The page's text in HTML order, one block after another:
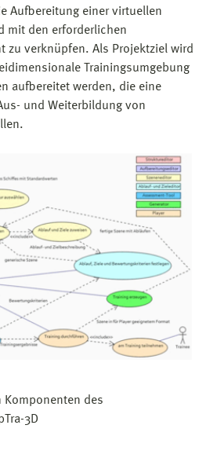
Aufbereitung einer virtuellen
mit den erforderlichen
zu verknüpfen. Als Projektziel wird
Trainingsumgebung
aufbereitet werden, die eine
und Weiterbildung von
Komponenten des
3D